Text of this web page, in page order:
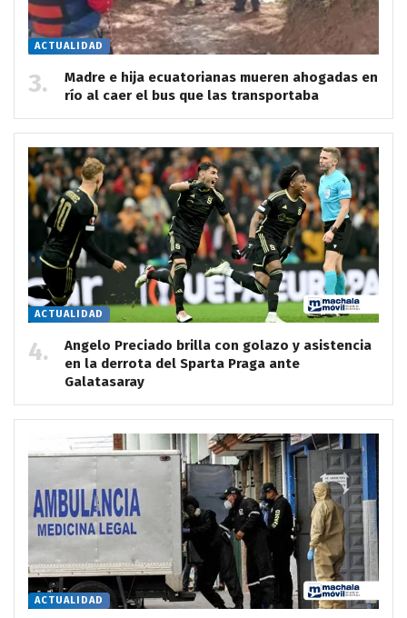
ACTUALIDAD
Madre e hija ecuatorianas mueren ahogadas en
río al caer el bus que las transportaba
ACTUALIDAD
Angelo Preciado brilla con golazo y asistencia
en la derrota del Sparta Praga ante
Galatasaray
ACTUALIDAD